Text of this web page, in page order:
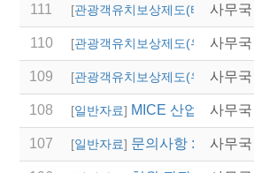
111 [관광객유치보상제도(타 시,도)]
사무국
110 [관광객유치보상제도(우리지역)]
사무국
109 [관광객유치보상제도(우리지역)]
사무국
108 [일반자료] MICE 산업 AI 역
사무국
107 [일반자료] 문의사항 : 02-사무국